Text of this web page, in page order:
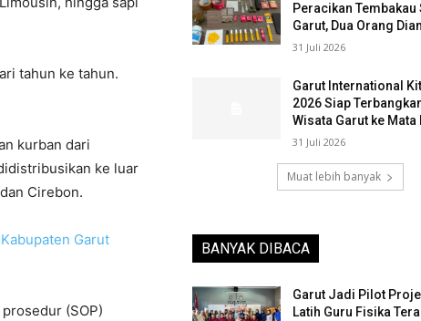
tahun ke tahun.
kurban dari
ke luar
Cirebon.
(SOP)
Peracikan Tembakau
Garut, Dua Orang
31 Juli 2026
Garut International
2026 Siap
Wisata Garut ke Mata
31 Juli 2026
Muat lebih banyak
BANYAK DIBACA
Garut Jadi Pilot
Latih Guru Fisika